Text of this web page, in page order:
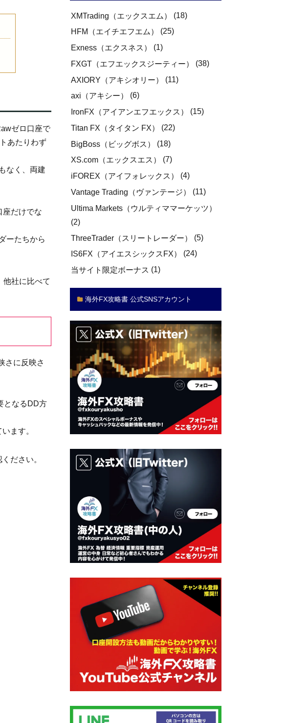
ゼロ口座で
あたりわず
なく、両建
座だけでな
ーたちから
他社に比べて
さに反映さ
となるDD方
ます。
ださい。
XMTrading（エックスエム）
(18)
HFM（エイチエフエム）
(25)
Exness（エクスネス）
(1)
FXGT（エフエックスジーティー）
(38)
AXIORY（アキシオリー）
(11)
axi（アキシー）
(6)
IronFX（アイアンエフエックス）
(15)
Titan FX（タイタン FX）
(22)
BigBoss（ビッグボス）
(18)
XS.com（エックスエス）
(7)
iFOREX（アイフォレックス）
(4)
Vantage Trading（ヴァンテージ）
(11)
Ultima Markets（ウルティママーケッツ）
(2)
ThreeTrader（スリートレーダー）
(5)
IS6FX（アイエスシックスFX）
(24)
当サイト限定ボーナス (1)
海外FX攻略書 公式SNSアカウント